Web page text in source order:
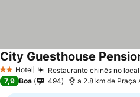
2 Estrelas
Hotel Restaurante chinês no local
City Guesthouse
7,9 Boa 494 a 2.8 km de Praça